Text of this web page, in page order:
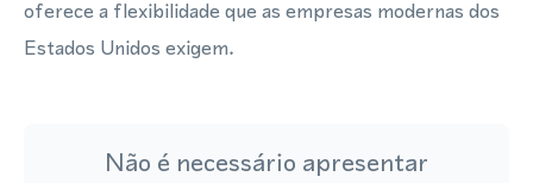
oferece a flexibilidade que as empresas modernas dos
Estados Unidos exigem.
Não é necessário apresentar